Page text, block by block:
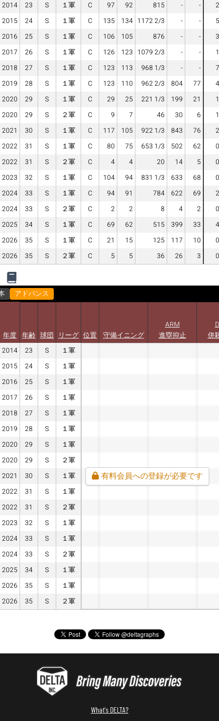
2014
23 S １軍 C 97 92 815 - -
2
2015
24 S １軍 C 135 134 1172 2/3 - -
5
2016
25 S １軍 C 106 105 876 - -
3
2017
26 S １軍 C 126 123 1079 2/3 - -
1
2018
27 S １軍 C 123 113 968 1/3 - -
7
2019
28 S １軍 C 123 110 962 2/3 804 77
4
2020
29 S １軍 C 29 25 221 1/3 199 21
1
2020
29 S ２軍 C 9 7 46 30 6
1
2021
30 S １軍 C 117 105 922 1/3 843 76
2
2022
31 S １軍 C 80 75 653 1/3 502 62
0
2022
31 S ２軍 C 4 4 20 14 5
0
2023
32 S １軍 C 104 94 831 1/3 633 68
0
2024
33 S １軍 C 94 91 784 622 69
2
2024
33 S ２軍 C 2 2 8 4 2
0
2025
34 S １軍 C 69 62 515 399 33
4
2026
35 S １軍 C 21 15 125 117 10
0
2026
35 S ２軍 C 5 5 36 26 3 0
アドバンス
年度 年齢 球団 リーグ 位置 守備イニング
ARM
進塁抑止
併
2014
23 S
１軍
2015
24 S
１軍
2016
25 S
１軍
2017
26 S
１軍
2018
27 S
１軍
2019
28 S
１軍
2020
29 S
１軍
2020
29 S
２軍
2021
30 S
１軍
2022
31 S
１軍
2022
31 S
２軍
2023
32 S
１軍
2024
33 S
１軍
2024
33 S
２軍
2025
34 S
１軍
2026
35 S
１軍
2026
35 S ２軍
有料会員への登録が必要です
What's DELTA?